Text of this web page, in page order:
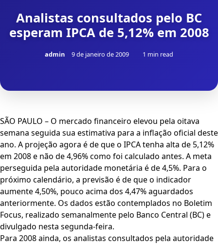
Analistas consultados pelo BC
esperam IPCA de 5,12% em 2008
admin 9 de janeiro de 2009 1 min read
SÃO PAULO – O mercado financeiro elevou pela oitava
semana seguida sua estimativa para a inflação oficial deste
ano. A projeção agora é de que o IPCA tenha alta de 5,12%
em 2008 e não de 4,96% como foi calculado antes. A meta
perseguida pela autoridade monetária é de 4,5%. Para o
próximo calendário, a previsão é de que o indicador
aumente 4,50%, pouco acima dos 4,47% aguardados
anteriormente. Os dados estão contemplados no Boletim
Focus, realizado semanalmente pelo Banco Central (BC) e
divulgado nesta segunda-feira.
Para 2008 ainda, os analistas consultados pela autoridade